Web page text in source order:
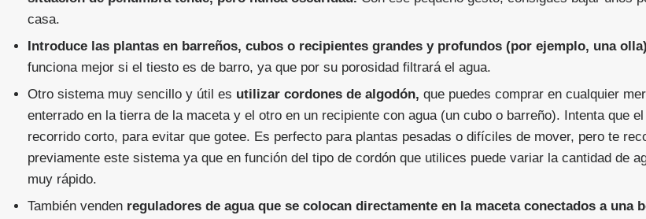
casa.
Introduce las plantas en barreños, cubos o recipientes grandes y profundos (por ejemplo, una
funciona mejor si el tiesto es de barro, ya que por su porosidad filtrará el agua.
Otro sistema muy sencillo y útil es utilizar cordones de algodón, que puedes comprar en cualquier
enterrado en la tierra de la maceta y el otro en un recipiente con agua (un cubo o barreño). Intenta que
recorrido corto, para evitar que gotee. Es perfecto para plantas pesadas o difíciles de mover, pero te
previamente este sistema ya que en función del tipo de cordón que utilices puede variar la cantidad de
muy rápido.
También venden reguladores de agua que se colocan directamente en la maceta conectados a una